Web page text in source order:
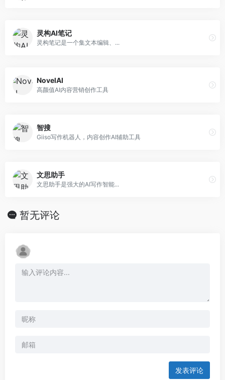
灵构AI笔记
灵构笔记是一个集文本编辑、...
NovelAI
高颜值AI内容营销创作工具
智搜
Giiso写作机器人，内容创作AI辅助工具
文思助手
文思助手是强大的AI写作智能...
暂无评论
发表评论